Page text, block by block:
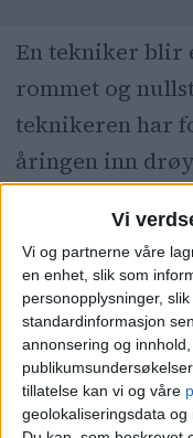
Vi
Vi og partnerne våre
en enhet, slik som
personopplysninger,
standardinformasjon
annonsering og
tillatelse kan vi og våre
geolokaliseringsdata og
En tekniker blir
rommet og
teknikeren har
åringen inn
Nå har
første
forespørselen
Den